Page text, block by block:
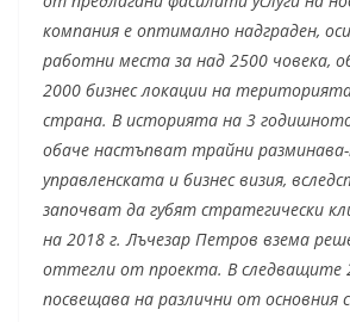
компания е оптимално надграден,
работни места за над 2500 човека,
2000 бизнес локации на
страна. В историята на 3
обаче настъпват трайни разминава-
управленската и бизнес визия,
започват да губят стратегически
на 2018 г. Лъчезар Петров взема
оттегли от проекта. В следващите
посвещава на различни от основния